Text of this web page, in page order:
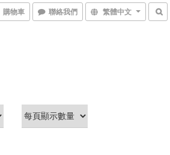
購物車 聯絡我們 繁體中文